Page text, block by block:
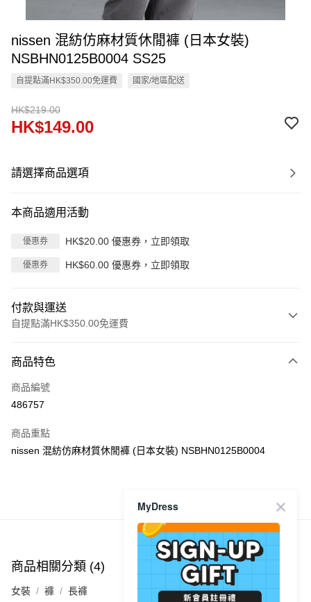
nissen 混紡仿麻材質休閒褲 (日本女裝)
NSBHN0125B0004 SS25
自提點滿HK$350.00免運費 國家/地區配送
HK$219.00
HK$149.00
請選擇商品選項
本商品適用活動
優惠券 HK$20.00 優惠券，立即領取
優惠券 HK$60.00 優惠券，立即領取
付款與運送
自提點滿HK$350.00免運費
信用卡
Apple Pay
PayMe
每筆HK$40.00，滿HK$350.00或以上免運費
付款後順豐站及營業點
每筆HK$40.00，滿HK$350.00或以上免運費
商品特色
商品編號
486757
商品重點
nissen 混紡仿麻材質休閒褲 (日本女裝) NSBHN0125B0004
商品推薦
商品相關分類 (4)
女裝 褲 長褲
MyDress